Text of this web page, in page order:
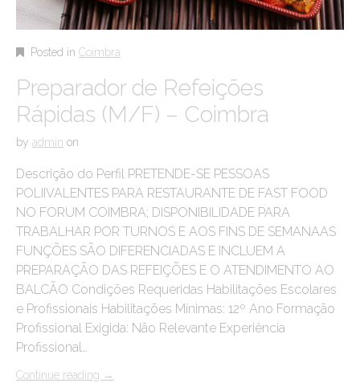
Posted in Coimbra
Preparador de Refeições
Rápidas (M/F) – Coimbra
by admin on
Descrição do Perfil PRETENDE-SE PESSOAS
POLIIVALENTES PARA RESTAURANTE DE FAST FOOD
NO FORUM COIMBRA; DISPONIBILIDADE PARA
TRABALHAR POR TURNOS E AOS FINS DE SEMANAAS
FUNÇÕES SÃO DIFERENCIADAS E INCLUEM A
PREPARAÇÃO DAS REFEIÇÕES E O ATENDIMENTO AO
BALCÃO Condições Requeridas Habilitações Escolares
e Profissionais Habilitações Mínimas: 12º Ano Formação
Profissional Exigida: Não Relevante Experiência
Profissional…
Continue reading →